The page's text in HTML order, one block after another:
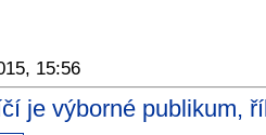
15:56
je výborné publikum,